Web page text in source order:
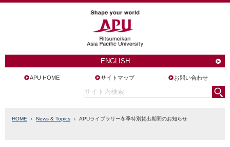
ENGLISH
APU HOME サイトマップ お問い合わせ
HOME News & Topics APUライブラリー冬季特別貸出期間のお知らせ